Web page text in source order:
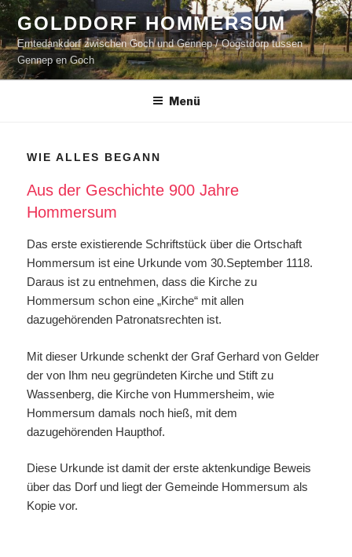
Zum
Inhalt
springen
GOLDDORF HOMMERSUM
Erntedankdorf zwischen Goch und Gennep / Oogstdorp tussen
Gennep en Goch
Menü
WIE ALLES BEGANN
Aus der Geschichte 900 Jahre
Hommersum
Das erste existierende Schriftstück über die Ortschaft
Hommersum ist eine Urkunde vom 30.September 1118.
Daraus ist zu entnehmen, dass die Kirche zu
Hommersum schon eine „Kirche“ mit allen
dazugehörenden Patronatsrechten ist.
Mit dieser Urkunde schenkt der Graf Gerhard von Gelder
der von Ihm neu gegründeten Kirche und Stift zu
Wassenberg, die Kirche von Hummersheim, wie
Hommersum damals noch hieß, mit dem
dazugehörenden Haupthof.
Diese Urkunde ist damit der erste aktenkundige Beweis
über das Dorf und liegt der Gemeinde Hommersum als
Kopie vor.